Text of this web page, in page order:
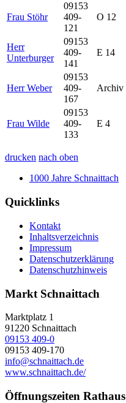
Frau Stöhr
09153
409-
121
O 12
Herr
Unterburger
09153
409-
141
E 14
Herr Weber
09153
409-
167
Archiv
Frau Wilde
09153
409-
133
E 4
drucken nach oben
1000 Jahre Schnaittach
Quicklinks
Kontakt
Inhaltsverzeichnis
Impressum
Datenschutzerklärung
Datenschutzhinweis
Markt Schnaittach
Marktplatz 1
91220 Schnaittach
09153 409-0
09153 409-170
info@schnaittach.de
www.schnaittach.de/
Öffnungszeiten Rathaus